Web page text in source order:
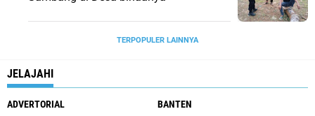
TERPOPULER LAINNYA
JELAJAHI
ADVERTORIAL
BANTEN